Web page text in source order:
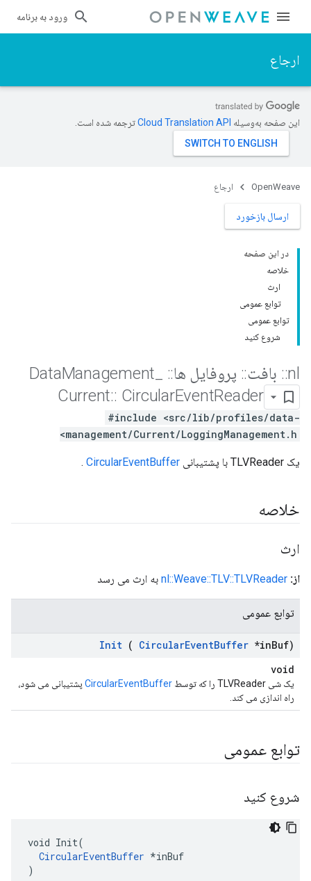
ورود به برنامه
ارجاع
این صفحه به‌وسیله ترجمه شده است.
OpenWeave ارجاع
ارسال بازخورد
در این صفحه
خلاصه
ارث
توابع عمومی
توابع عمومی
شروع کنید
nl
:: بافت:: پروفایل ها::
Management
Current:: CircularEventReader
#include <src/lib/profiles/data-
management/Current/LoggingManagement.h>
یک TLVReader با پشتیبانی CircularEventBuffer
.
خلاصه
ارث
از: nl::Weave::TLV::TLVReader به ارث می رسد
توابع عمومی
Init ( CircularEventBuffer *inBuf)
void
یک شی TLVReader را که توسط CircularEventBuffer پشتیبانی می شود،
راه اندازی می کند.
توابع عمومی
شروع کنید
void Init(
CircularEventBuffer *inBuf
)